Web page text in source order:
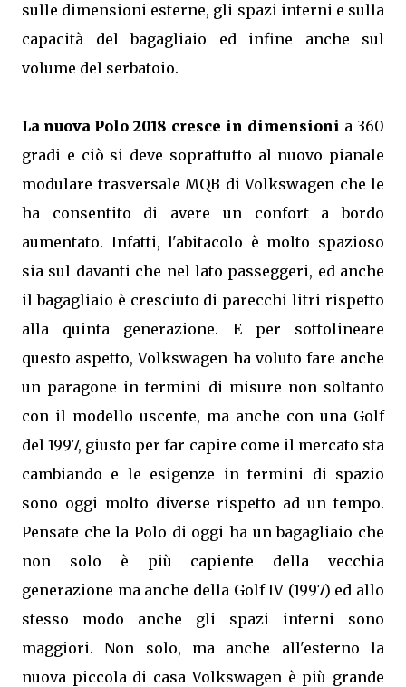
sulle dimensioni esterne, gli spazi interni e sulla
capacità del bagagliaio ed infine anche sul
volume del serbatoio.
La nuova Polo 2018 cresce in dimensioni a 360
gradi e ciò si deve soprattutto al nuovo pianale
modulare trasversale MQB di Volkswagen che le
ha consentito di avere un confort a bordo
aumentato. Infatti, l'abitacolo è molto spazioso
sia sul davanti che nel lato passeggeri, ed anche
il bagagliaio è cresciuto di parecchi litri rispetto
alla quinta generazione. E per sottolineare
questo aspetto, Volkswagen ha voluto fare anche
un paragone in termini di misure non soltanto
con il modello uscente, ma anche con una Golf
del 1997, giusto per far capire come il mercato sta
cambiando e le esigenze in termini di spazio
sono oggi molto diverse rispetto ad un tempo.
Pensate che la Polo di oggi ha un bagagliaio che
non solo è più capiente della vecchia
generazione ma anche della Golf IV (1997) ed allo
stesso modo anche gli spazi interni sono
maggiori. Non solo, ma anche all'esterno la
nuova piccola di casa Volkswagen è più grande